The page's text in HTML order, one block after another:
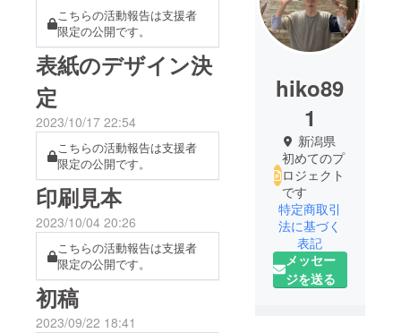
こちらの活動報告は支援者
限定の公開です。
表紙のデザイン決
定
2023/10/17 22:54
こちらの活動報告は支援者
限定の公開です。
印刷見本
2023/10/04 20:26
こちらの活動報告は支援者
限定の公開です。
初稿
2023/09/22 18:41
hiko89
1
新潟県
初めてのプ
ロジェクト
です
特定商取引
法に基づく
表記
メッセー
ジを送る